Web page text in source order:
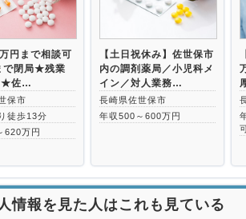
円まで相談可
閉局★残業
★佐…
保市
徒歩13分
620万円
【土日祝休み】佐世保市
内の調剤薬局／小児科メ
イン／対人業務…
長崎県佐世保市
年収500～600万円
情報を見た人はこれも見ている